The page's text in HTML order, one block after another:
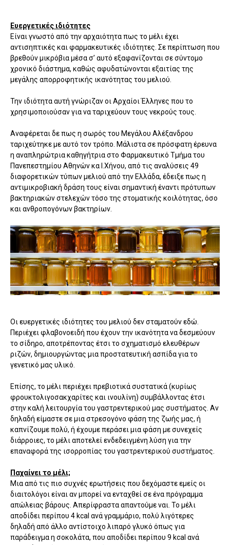
Ευεργετικές ιδιότητες
Είναι γνωστό από την αρχαιότητα πως το μέλι έχει
αντισηπτικές και φαρμακευτικές ιδιότητες. Σε περίπτωση που
βρεθούν μικρόβια μέσα σ’ αυτό εξαφανίζονται σε σύντομο
χρονικό διάστημα, καθώς αφυδατώνονται εξαιτίας της
μεγάλης απορροφητικής ικανότητας του μελιού.
Την ιδιότητα αυτή γνώριζαν οι Αρχαίοι Έλληνες που το
χρησιμοποιούσαν για να ταριχεύουν τους νεκρούς τους.
Αναφέρεται δε πως η σωρός του Μεγάλου Αλέξανδρου
ταριχεύτηκε με αυτό τον τρόπο. Μάλιστα σε πρόσφατη έρευνα
η αναπληρώτρια καθηγήτρια στο Φαρμακευτικό Τμήμα του
Πανεπεστημίου Αθηνών κα Ι.Χήνου, από τις αναλύσεις 49
διαφορετικών τύπων μελιού από την Ελλάδα, έδειξε πως η
αντιμικροβιακή δράση τους είναι σημαντική έναντι πρότυπων
βακτηριακών στελεχών τόσο της στοματικής κοιλότητας, όσο
και ανθροπογόνων βακτηρίων.
Οι ευεργετικές ιδιότητες του μελιού δεν σταματούν εδώ.
Περιέχει φλαβονοειδή που έχουν την ικανότητα να δεσμεύουν
το σίδηρο, αποτρέποντας έτσι το σχηματισμό ελευθέρων
ριζών, δημιουργώντας μια προστατευτική ασπίδα για το
γενετικό μας υλικό.
Επίσης, το μέλι περιέχει πρεβιοτικά συστατικά (κυρίως
φρουκτολιγοσακχαρίτες και ινουλίνη) συμβάλλοντας έτσι
στην καλή λειτουργία του γαστρεντερικού μας συστήματος. Αν
δηλαδή είμαστε σε μια στρεσογόνο φάση της ζωής μας, ή
καπνίζουμε πολύ, ή έχουμε περάσει μια φάση με συνεχείς
διάρροιες, το μέλι αποτελεί ενδεδειγμένη λύση για την
επαναφορά της ισορροπίας του γαστρεντερικού συστήματος.
Παχαίνει το μέλι;
Μια από τις πιο συχνές ερωτήσεις που δεχόμαστε εμείς οι
διαιτολόγοι είναι αν μπορεί να ενταχθεί σε ένα πρόγραμμα
απώλειας βάρους. Απερίφραστα απαντούμε ναι. Το μέλι
αποδίδει περίπου 4 kcal ανά γραμμάριο, πολύ λιγότερες
δηλαδή από άλλο αντίστοιχο λιπαρό γλυκό όπως για
παράδειγμα η σοκολάτα, που αποδίδει περίπου 9 kcal ανά